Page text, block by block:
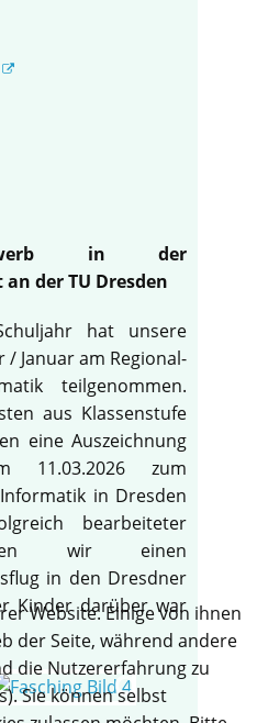
in der
der TU Dresden
hat unsere
/ Januar am Regional-
teilgenommen.
aus Klassenstufe
eine Auszeichnung
11.03.2026 zum
in Dresden
bearbeiteter
wir einen
in den Dresdner
Kinder darüber war
Website. Einige von ihnen
der Seite, während andere
die Nutzererfahrung zu
Sie können selbst